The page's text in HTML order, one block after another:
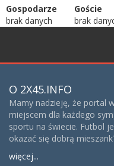
Gospodarze
brak danych
Goście
brak
O 2X45.INFO
Mamy nadzieję, że portal
miejscem dla każdego
sportu na świecie. Futbol
okazać się dobrą
więcej...